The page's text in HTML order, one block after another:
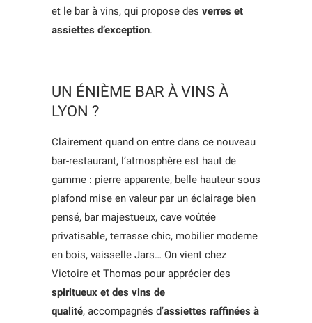
et le bar à vins, qui propose des verres et
assiettes d’exception.
UN ÉNIÈME BAR À VINS À
LYON ?
Clairement quand on entre dans ce nouveau
bar-restaurant, l’atmosphère est haut de
gamme : pierre apparente, belle hauteur sous
plafond mise en valeur par un éclairage bien
pensé, bar majestueux, cave voûtée
privatisable, terrasse chic, mobilier moderne
en bois, vaisselle Jars… On vient chez
Victoire et Thomas pour apprécier des
spiritueux et des vins de
qualité, accompagnés d’assiettes raffinées à